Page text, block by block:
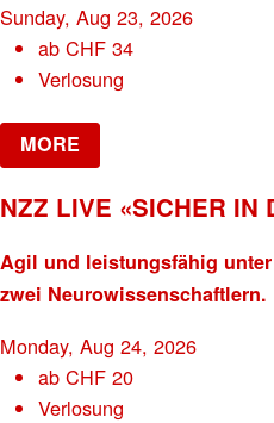
Sunday, Aug 23, 2026
abCHF 34
Verlosung
MORE
NZZ LIVE «SICHER IN
Agil und leistungsfähig
zwei Neurowissenschaftlern.
Monday, Aug 24, 2026
abCHF 20
Verlosung